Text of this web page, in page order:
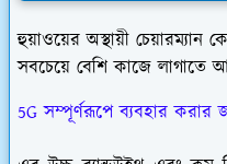
হুয়াওয়ের অস্থায়ী
সবচেয়ে বেশি কাজে
5G সম্পূর্ণরূপে ব্যবহার করার